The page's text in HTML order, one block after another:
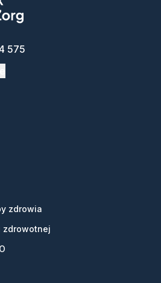
575
zdrowia
zdrowotnej